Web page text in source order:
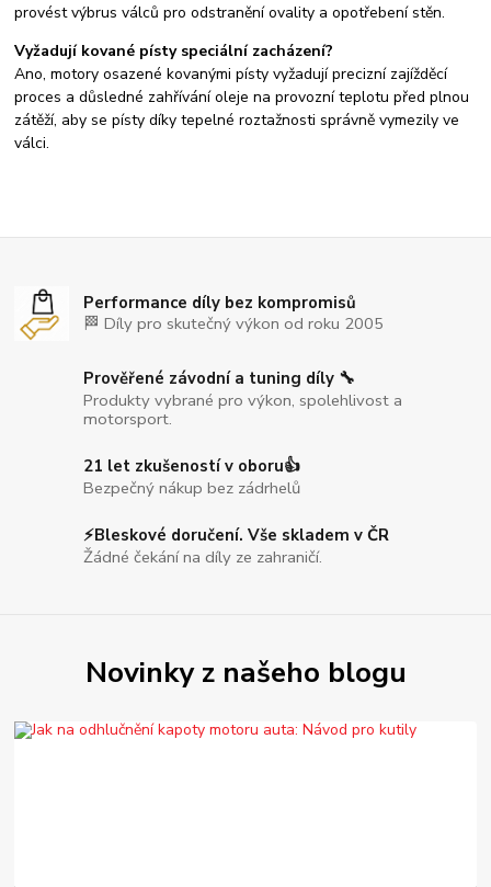
provést výbrus válců pro odstranění ovality a opotřebení stěn.
Vyžadují kované písty speciální zacházení?
Ano, motory osazené kovanými písty vyžadují precizní zajížděcí
proces a důsledné zahřívání oleje na provozní teplotu před plnou
zátěží, aby se písty díky tepelné roztažnosti správně vymezily ve
válci.
Performance díly bez kompromisů
🏁 Díly pro skutečný výkon od roku 2005
Prověřené závodní a tuning díly 🔧
Produkty vybrané pro výkon, spolehlivost a
motorsport.
21 let zkušeností v oboru👍
Bezpečný nákup bez zádrhelů
⚡Bleskové doručení. Vše skladem v ČR
Žádné čekání na díly ze zahraničí.
Novinky z našeho blogu